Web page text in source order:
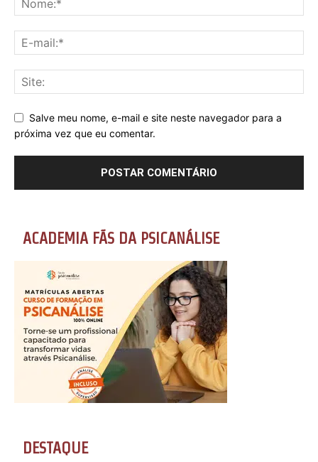
Salve meu nome, e-mail e site neste navegador para a
próxima vez que eu comentar.
ACADEMIA FÃS DA PSICANÁLISE
DESTAQUE